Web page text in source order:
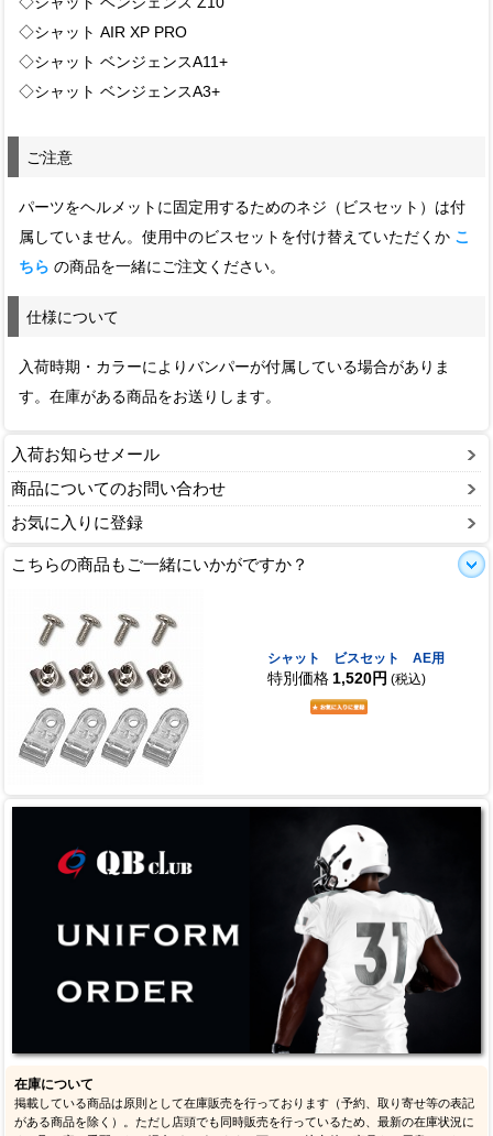
◇シャット AIR XP PRO
◇シャット ベンジェンスA11+
◇シャット ベンジェンスA3+
ご注意
パーツをヘルメットに固定用するためのネジ（ビスセット）は付
属していません。使用中のビスセットを付け替えていただくか こ
ちら の商品を一緒にご注文ください。
仕様について
入荷時期・カラーによりバンパーが付属している場合がありま
す。在庫がある商品をお送りします。
入荷お知らせメール
商品についてのお問い合わせ
お気に入りに登録
こちらの商品もご一緒にいかがですか？
シャット ビスセット AE用
特別価格 1,520円 (税込)
在庫について
掲載している商品は原則として在庫販売を行っております（予約、取り寄せ等の表記
がある商品を除く）。ただし店頭でも同時販売を行っているため、最新の在庫状況に